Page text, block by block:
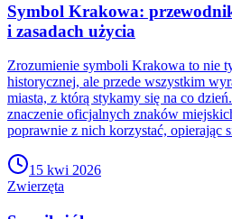
Symbol Krakowa:
i zasadach użycia
Zrozumienie symboli Krakowa to nie
historycznej, ale przede wszystkim
miasta, z którą stykamy się na co
znaczenie oficjalnych znaków
poprawnie z nich korzystać, opierając
15 kwi 2026
Zwierzęta